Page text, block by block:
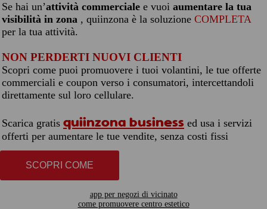
Se hai un’attività commerciale e vuoi aumentare la tua
visibilità in zona , quiinzona è la soluzione COMPLETA
per la tua attività.
NON PERDERTI NUOVI CLIENTI
Scopri come puoi promuovere i tuoi volantini, le tue offerte
commerciali e coupon verso i consumatori, intercettandoli
direttamente sul loro cellulare.
Scarica gratis quiinzona business ed usa i servizi
offerti per aumentare le tue vendite, senza costi fissi
SCOPRI COME
app per negozi di vicinato
come promuovere centro estetico